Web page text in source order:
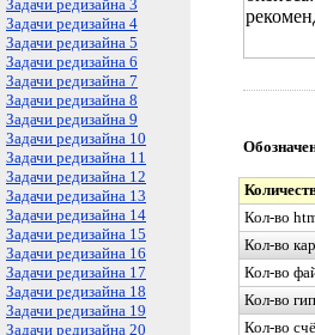
Задачи редизайна 3
Задачи редизайна 4
Задачи редизайна 5
Задачи редизайна 6
Задачи редизайна 7
Задачи редизайна 8
Задачи редизайна 9
Задачи редизайна 10
Задачи редизайна 11
Задачи редизайна 12
Задачи редизайна 13
Задачи редизайна 14
Задачи редизайна 15
Задачи редизайна 16
Задачи редизайна 17
Задачи редизайна 18
Задачи редизайна 19
Задачи редизайна 20
Кол-во
Кол-во
Кол-во
Кол-во
Кол-во